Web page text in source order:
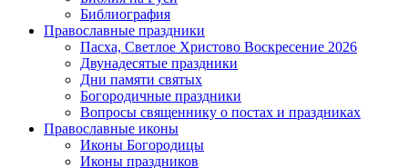
Библиография
Православные праздники
Пасха, Светлое Христово Воскресение 2026
Двунадесятые праздники
Дни памяти святых
Богородичные праздники
Вопросы священнику о постах и праздниках
Православные иконы
Иконы Богородицы
Иконы праздников